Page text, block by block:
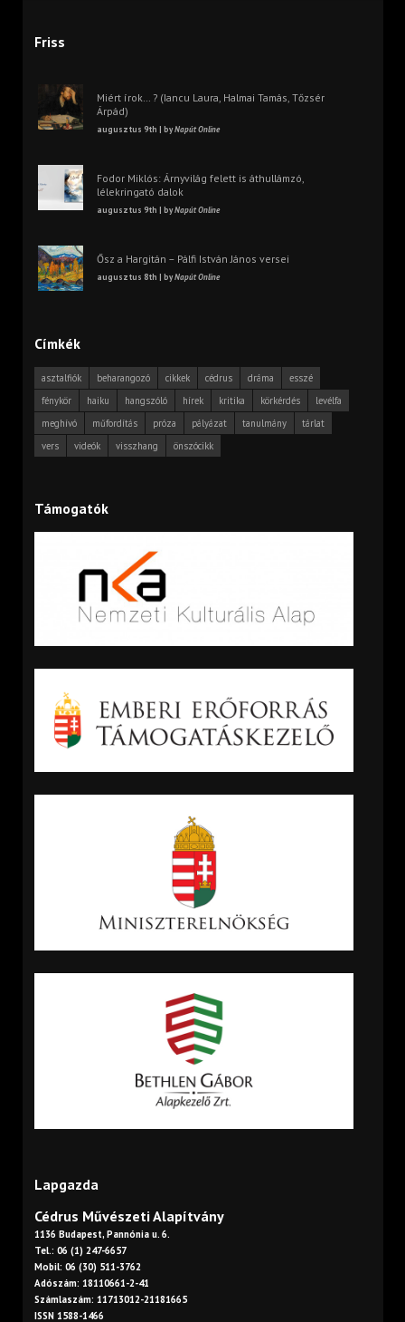
Friss
Miért írok… ? (Iancu Laura, Halmai Tamás, Tőzsér
Árpád)
augusztus 9th | byNapút Online
Fodor Miklós: Árnyvilág felett is áthullámzó,
lélekringató dalok
augusztus 9th | byNapút Online
Ősz a Hargitán – Pálfi István János versei
augusztus 8th | byNapút Online
Címkék
asztalfiók beharangozó cikkek cédrus dráma
esszé
fénykör
haiku hangszóló hírek kritika körkérdés
levélfa
meghívó
műfordítás próza pályázat tanulmány
tárlat
vers
videók visszhang önszócikk
Támogatók
Lapgazda
Cédrus Művészeti Alapítvány
1136 Budapest, Pannónia u. 6.
Tel.: 06 (1) 247-6657
Mobil: 06 (30) 511-3762
Adószám: 18110661-2-41
Számlaszám: 11713012-21181665
ISSN 1588-1466